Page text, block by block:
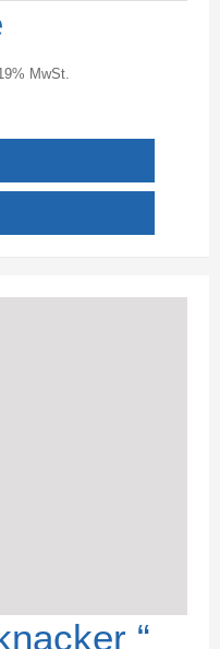
MwSt.
“